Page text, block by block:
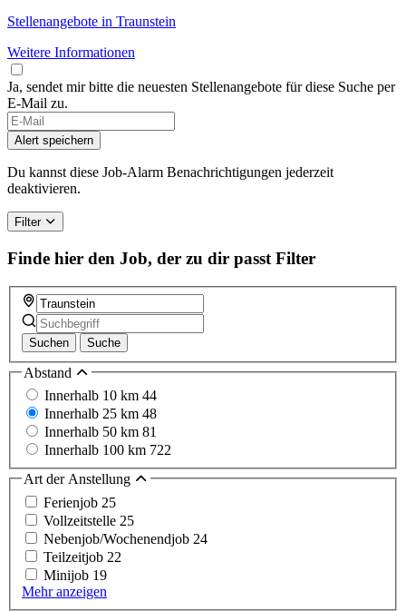
Stellenangebote in Traunstein
Weitere Informationen
Ja, sendet mir bitte die neuesten Stellenangebote für diese Suche per
E-Mail zu.
Alert speichern
Du kannst diese Job-Alarm Benachrichtigungen jederzeit
deaktivieren.
Filter
Finde hier den Job, der zu dir passt Filter
Suchen Suche
Abstand
Innerhalb 10 km 44
Innerhalb 25 km 48
Innerhalb 50 km 81
Innerhalb 100 km 722
Art der Anstellung
Ferienjob 25
Vollzeitstelle 25
Nebenjob/Wochenendjob 24
Teilzeitjob 22
Minijob 19
Mehr anzeigen